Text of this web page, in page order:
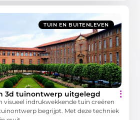
TUIN EN BUITENLEVEN
3d tuinontwerp uitgelegd
visueel indrukwekkende tuin creëren
begrijpt. Met deze techniek